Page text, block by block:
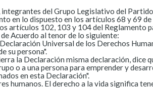
del Grupo Legislativo del
en lo dispuesto en los artículos 68 y 69
artículos 102, 103 y 104 del Reglamento
Acuerdo al tenor de lo siguiente:
Universal de los Derechos
su persona".
la Declaración misma declaración, dice
o a una persona para emprender y
en esta Declaración".
humanos. El derecho a la vida significa